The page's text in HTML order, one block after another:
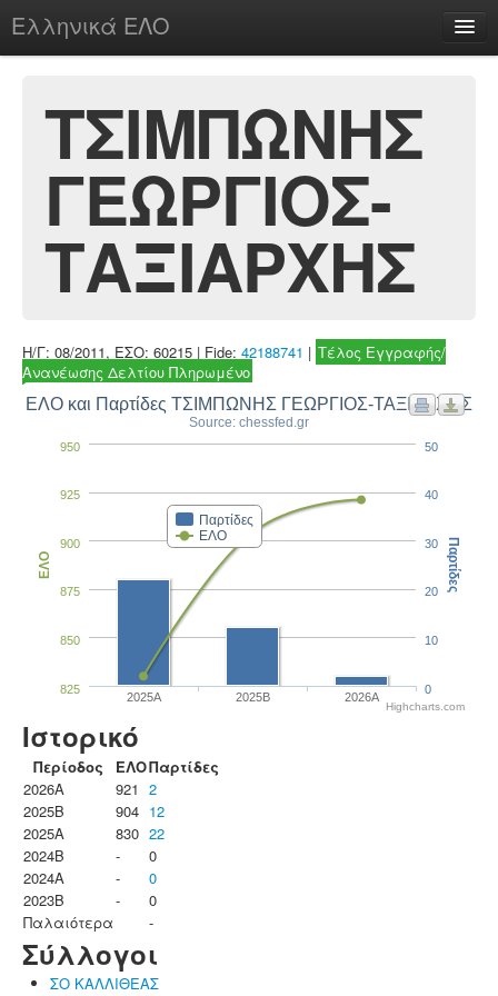
Ελληνικά ΕΛΟ
chesstu.be @ discord
Login
ΤΣΙΜΠΩΝΗΣ
ΓΕΩΡΓΙΟΣ-
ΤΑΞΙΑΡΧΗΣ
Η/Γ: 08/2011, ΕΣΟ: 60215 | Fide: 42188741 | Τέλος Εγγραφής/
Ανανέωσης Δελτίου Πληρωμένο
ΕΛΟ και Παρτίδες ΤΣΙΜΠΩΝΗΣ ΓΕΩΡΓΙΟΣ-ΤΑΞΙΑΡΧΗΣ
Source: chessfed.gr
Παρτίδες
ΕΛΟ
2025A 2025B 2026A
825
850
875
900
925
950
ΕΛΟ
0
10
20
30
40
50
Παρτίδες
Highcharts.com
Ιστορικό
Περίοδος ΕΛΟΠαρτίδες
2026A
921 2
2025B
904 12
2025A
830 22
2024B
-
0
2024A
-
0
2023B
-
0
Παλαιότερα
-
Σύλλογοι
ΣΟ ΚΑΛΛΙΘΕΑΣ